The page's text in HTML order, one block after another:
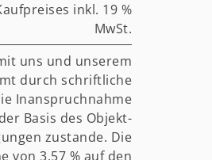
inkl. 19 %
MwSt.
uns und unserem
durch schriftliche
Inanspruchnahme
Basis des Objekt-
zustande. Die
von 3,57 % auf den